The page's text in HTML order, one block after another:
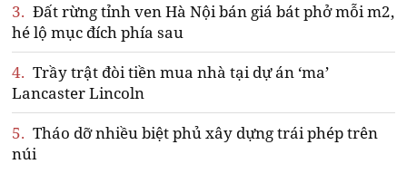
3. Đất rừng tỉnh ven Hà Nội bán giá bát phở mỗi m2,
hé lộ mục đích phía sau
4. Trầy trật đòi tiền mua nhà tại dự án ‘ma’
Lancaster Lincoln
5. Tháo dỡ nhiều biệt phủ xây dựng trái phép trên
núi